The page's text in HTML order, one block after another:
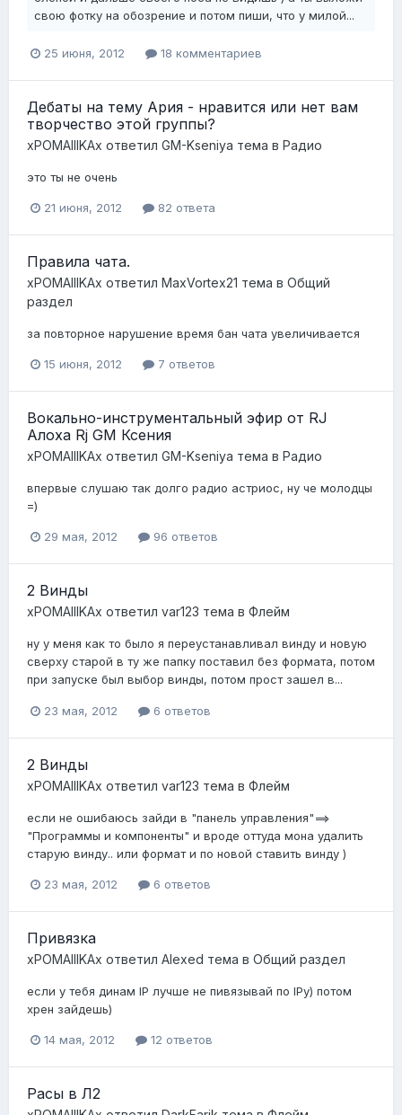
свою фотку на обозрение и потом пиши, что у милой...
25 июня, 2012 18 комментариев
Дебаты на тему Ария - нравится или нет вам
творчество этой группы?
xPOMAIIIKAx ответил GM-Kseniya тема в Радио
это ты не очень
21 июня, 2012 82 ответа
Правила чата.
xPOMAIIIKAx ответил MaxVortex21 тема в Общий
раздел
за повторное нарушение время бан чата увеличивается
15 июня, 2012 7 ответов
Вокально-инструментальный эфир от RJ
Алоха Rj GM Ксения
xPOMAIIIKAx ответил GM-Kseniya тема в Радио
впервые слушаю так долго радио астриос, ну че молодцы
=)
29 мая, 2012 96 ответов
2 Винды
xPOMAIIIKAx ответил var123 тема в Флейм
ну у меня как то было я переустанавливал винду и новую
сверху старой в ту же папку поставил без формата, потом
при запуске был выбор винды, потом прост зашел в...
23 мая, 2012 6 ответов
2 Винды
xPOMAIIIKAx ответил var123 тема в Флейм
если не ошибаюсь зайди в "панель управления"==>
"Программы и компоненты" и вроде оттуда мона удалить
старую винду.. или формат и по новой ставить винду )
23 мая, 2012 6 ответов
Привязка
xPOMAIIIKAx ответил Alexed тема в Общий раздел
если у тебя динам IP лучше не пивязывай по IPу) потом
хрен зайдешь)
14 мая, 2012 12 ответов
Расы в Л2